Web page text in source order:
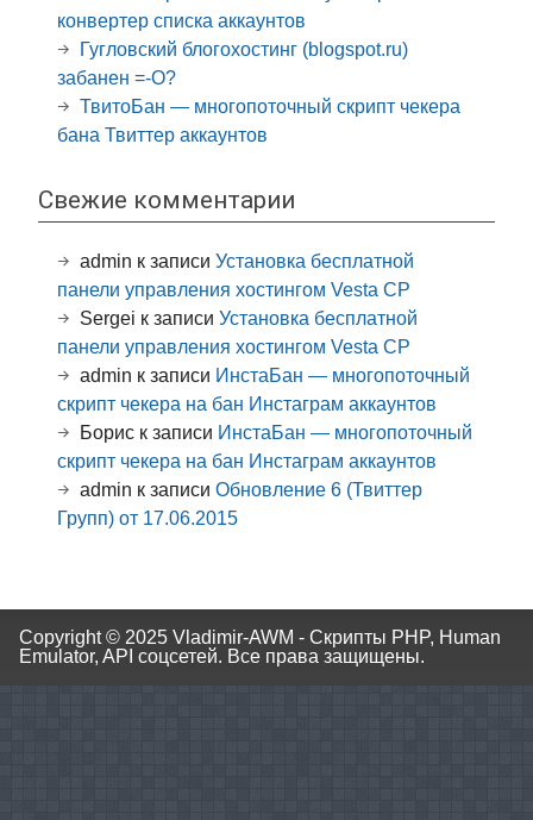
конвертер списка аккаунтов
Гугловский блогохостинг (blogspot.ru)
забанен =-O?
ТвитоБан — многопоточный скрипт чекера
бана Твиттер аккаунтов
Свежие комментарии
admin к записи Установка бесплатной
панели управления хостингом Vesta CP
Sergei к записи Установка бесплатной
панели управления хостингом Vesta CP
admin к записи ИнстаБан — многопоточный
скрипт чекера на бан Инстаграм аккаунтов
Борис к записи ИнстаБан — многопоточный
скрипт чекера на бан Инстаграм аккаунтов
admin к записи Обновление 6 (Твиттер
Групп) от 17.06.2015
Copyright © 2025 Vladimir-AWM - Скрипты PHP, Human
Emulator, API соцсетей. Все права защищены.